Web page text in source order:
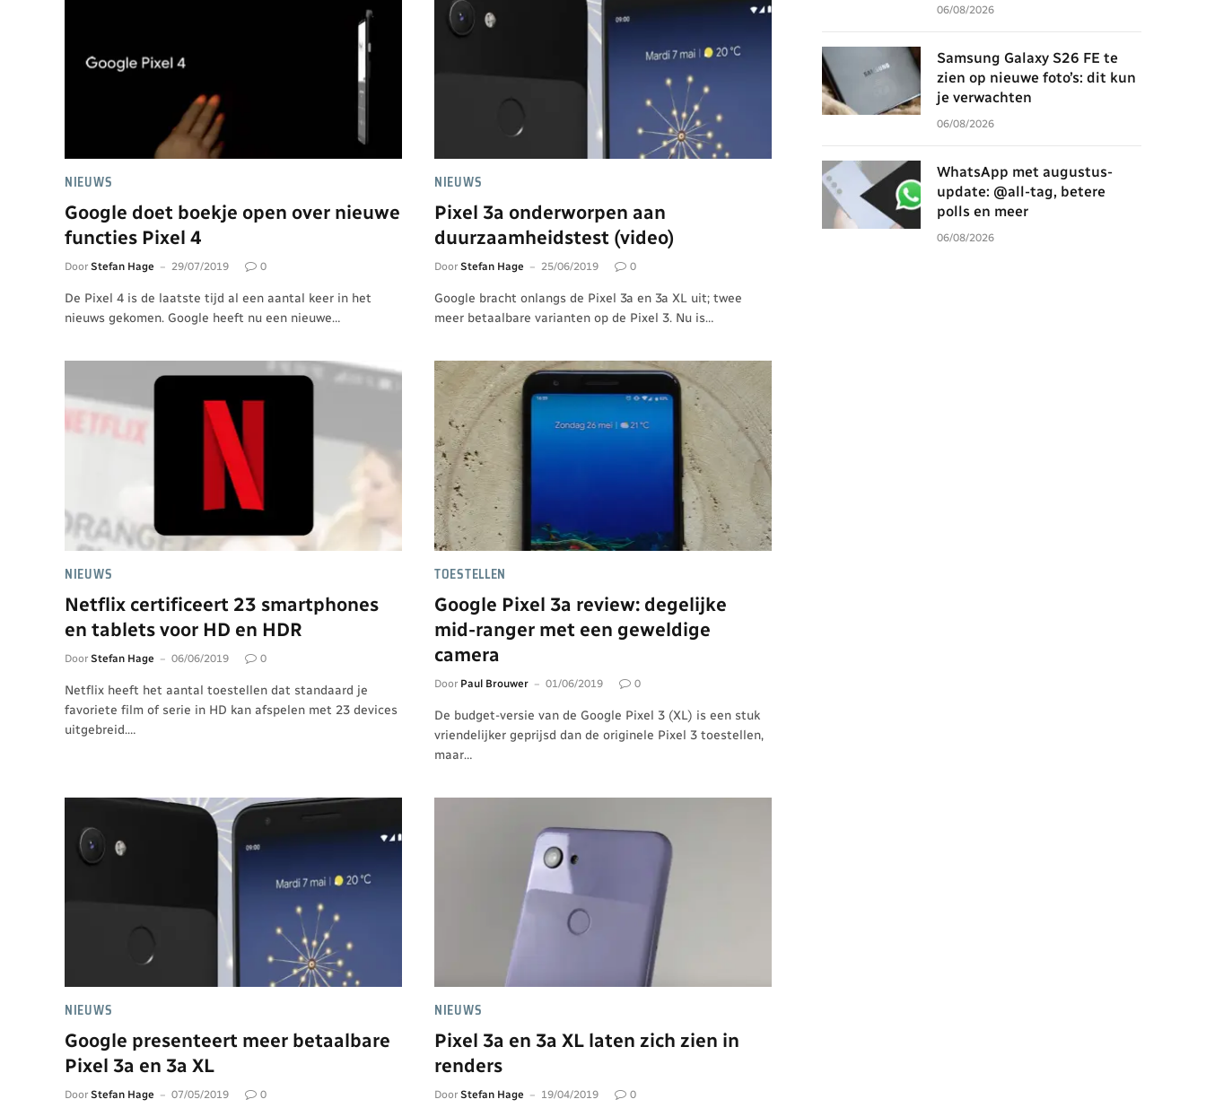
NIEUWS
Google doet boekje open over nieuwe
functies Pixel 4
Door Stefan Hage 29/07/2019 0
De Pixel 4 is de laatste tijd al een aantal keer in het
nieuws gekomen. Google heeft nu een nieuwe…
NIEUWS
Pixel 3a onderworpen aan
duurzaamheidstest (video)
Door Stefan Hage 25/06/2019 0
Google bracht onlangs de Pixel 3a en 3a XL uit; twee
meer betaalbare varianten op de Pixel 3. Nu is…
NIEUWS
Netflix certificeert 23 smartphones
en tablets voor HD en HDR
Door Stefan Hage 06/06/2019 0
Netflix heeft het aantal toestellen dat standaard je
favoriete film of serie in HD kan afspelen met 23 devices
uitgebreid.…
TOESTELLEN
Google Pixel 3a review: degelijke
mid-ranger met een geweldige
camera
Door Paul Brouwer 01/06/2019 0
De budget-versie van de Google Pixel 3 (XL) is een stuk
vriendelijker geprijsd dan de originele Pixel 3 toestellen,
maar…
NIEUWS
Google presenteert meer betaalbare
Pixel 3a en 3a XL
Door Stefan Hage 07/05/2019 0
NIEUWS
Pixel 3a en 3a XL laten zich zien in
renders
Door Stefan Hage 19/04/2019 0
06/08/2026
Samsung Galaxy S26 FE te
zien op nieuwe foto’s: dit kun
je verwachten
06/08/2026
WhatsApp met augustus-
update: @all-tag, betere
polls en meer
06/08/2026